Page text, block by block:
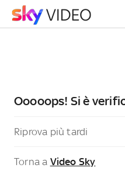
Ooooops! Si è
Riprova più tardi
Torna a Video Sky